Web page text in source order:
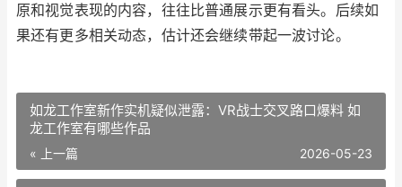
原和视觉表现的内容，往往比普通展示更有看头。后续如
果还有更多相关动态，估计还会继续带起一波讨论。
如龙工作室新作实机疑似泄露：VR战士交叉路口爆料 如
龙工作室有哪些作品
« 上一篇 2026-05-23